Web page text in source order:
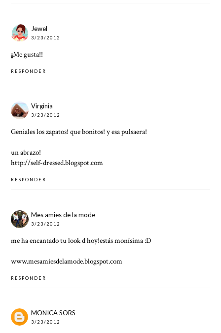
Jewel
3/23/2012
¡¡Me gusta!!
RESPONDER
Virginia
3/23/2012
Geniales los zapatos! que bonitos! y esa pulsaera!
un abrazo!
http://self-dressed.blogspot.com
RESPONDER
Mes amies de la mode
3/23/2012
me ha encantado tu look d hoy!estás monísima :D
www.mesamiesdelamode.blogspot.com
RESPONDER
MONICA SORS
3/23/2012